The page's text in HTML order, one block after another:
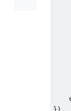
})